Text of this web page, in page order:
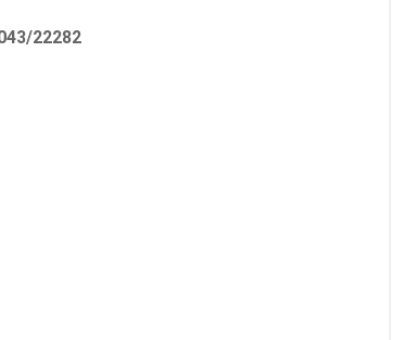
22282